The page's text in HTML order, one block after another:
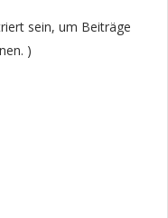
sein, um Beiträge
)